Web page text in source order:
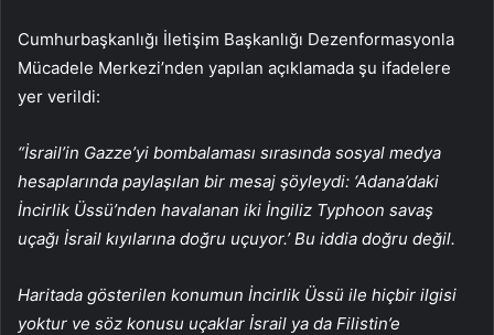
Cumhurbaşkanlığı İletişim Başkanlığı Dezenformasyonla
Mücadele Merkezi’nden yapılan açıklamada şu ifadelere
yer verildi:
“İsrail’in Gazze’yi bombalaması sırasında sosyal medya
hesaplarında paylaşılan bir mesaj şöyleydi: ‘Adana’daki
İncirlik Üssü’nden havalanan iki İngiliz Typhoon savaş
uçağı İsrail kıyılarına doğru uçuyor.’ Bu iddia doğru değil.
Haritada gösterilen konumun İncirlik Üssü ile hiçbir ilgisi
yoktur ve söz konusu uçaklar İsrail ya da Filistin’e